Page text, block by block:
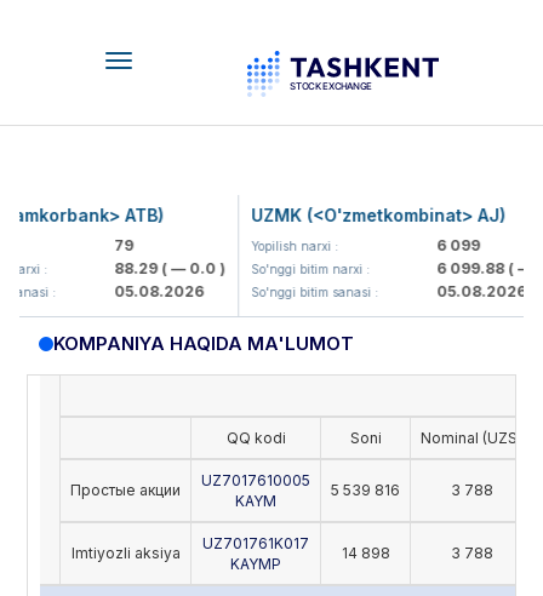
Toggle
ATB)
79
: 88.29( — 0.0 )
: 05.08.2026
UZMK (<O'zmetkombinat> AJ)
Yopilish narxi : 6 099
So'nggi bitim narxi : 6 099.88( —
So'nggi bitim sanasi : 05.08.2026
KOMPANIYA HAQIDA MA'LUMOT
QQ kodi Soni Nominal (UZS)
Простые акции
UZ7017610005
KAYM
5 539 816 3 788
Imtiyozli aksiya
UZ701761K017
KAYMP
14 898 3 788